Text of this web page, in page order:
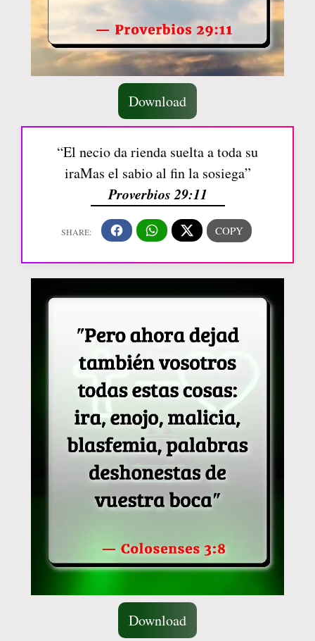
Download
“El necio da rienda suelta a toda su
iraMas el sabio al fin la sosiega”
Proverbios 29:11
Download